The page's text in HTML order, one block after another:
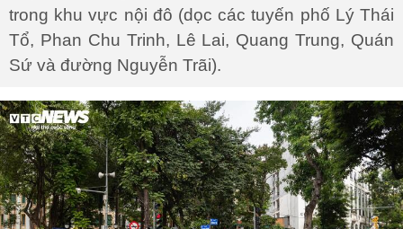
trong khu vực nội đô (dọc các tuyến phố Lý Thái
Tổ, Phan Chu Trinh, Lê Lai, Quang Trung, Quán
Sứ và đường Nguyễn Trãi).